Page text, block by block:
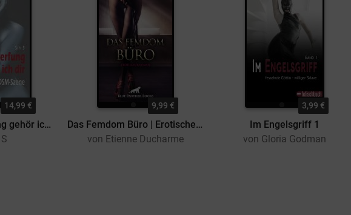
14,99 €
In der Unterwerfung gehör ich dir
9,99 €
Das Femdom Büro | Erotischer Roman
von Etienne Ducharme
3,99 €
Im Engelsgriff 1
von Gloria Godman